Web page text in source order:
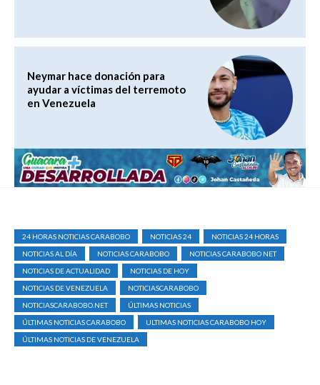
Neymar hace donación para
ayudar a víctimas del terremoto
en Venezuela
24 HORAS NOTICIAS CARABOBO NOTICIAS 24
NOTICIAS 24 HORAS
NOTICIAS AL DÍA
NOTICIAS CARABOBO
NOTICIAS CARABOBO NET
NOTICIAS DE ACTUALIDAD
NOTICIAS DE HOY
NOTICIAS DE VENEZUELA
NOTICIASCARABOBO
NOTICIASCARABOBO.NET
ÚLTIMAS NOTICIAS
ÚLTIMAS NOTICIAS CARABOBO
ULTIMAS NOTICIAS CARABOBO HOY
ÚLTIMAS NOTICIAS DE VENEZUELA